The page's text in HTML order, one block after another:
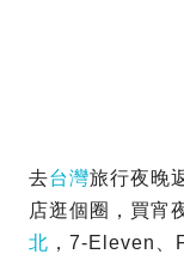
去台灣旅行夜晚
店逛個圈，買宵
北 ，7-Eleven